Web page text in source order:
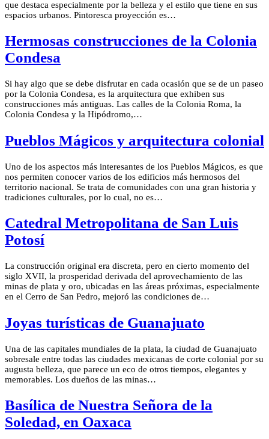
que destaca especialmente por la belleza y el estilo que tiene en sus
espacios urbanos. Pintoresca proyección es…
Hermosas construcciones de la Colonia
Condesa
Si hay algo que se debe disfrutar en cada ocasión que se de un paseo
por la Colonia Condesa, es la arquitectura que exhiben sus
construcciones más antiguas. Las calles de la Colonia Roma, la
Colonia Condesa y la Hipódromo,…
Pueblos Mágicos y arquitectura colonial
Uno de los aspectos más interesantes de los Pueblos Mágicos, es que
nos permiten conocer varios de los edificios más hermosos del
territorio nacional. Se trata de comunidades con una gran historia y
tradiciones culturales, por lo cual, no es…
Catedral Metropolitana de San Luis
Potosí
La construcción original era discreta, pero en cierto momento del
siglo XVII, la prosperidad derivada del aprovechamiento de las
minas de plata y oro, ubicadas en las áreas próximas, especialmente
en el Cerro de San Pedro, mejoró las condiciones de…
Joyas turísticas de Guanajuato
Una de las capitales mundiales de la plata, la ciudad de Guanajuato
sobresale entre todas las ciudades mexicanas de corte colonial por su
augusta belleza, que parece un eco de otros tiempos, elegantes y
memorables. Los dueños de las minas…
Basílica de Nuestra Señora de la
Soledad, en Oaxaca